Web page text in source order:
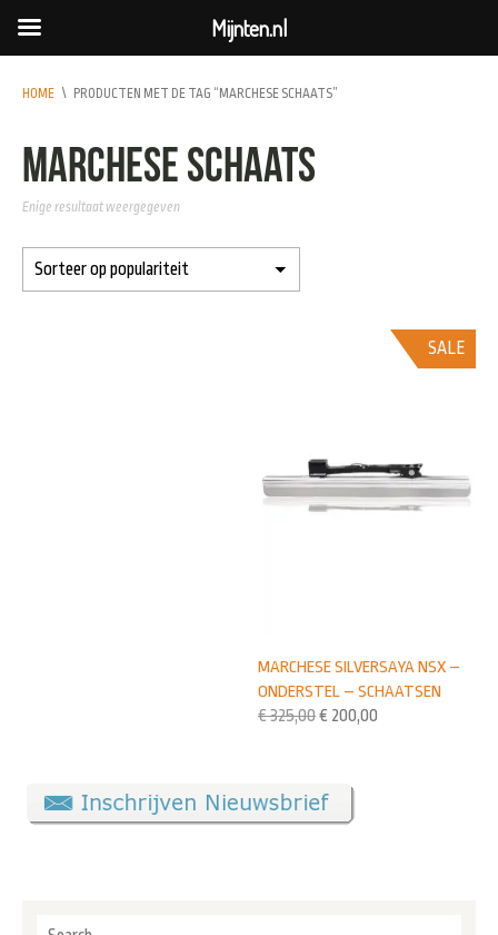
HOME \ PRODUCTEN MET DE TAG “MARCHESE SCHAATS”
Marchese Schaats
Enige resultaat weergegeven
SALE
MARCHESE SILVERSAYA NSX –
ONDERSTEL – SCHAATSEN
€325,00€ 200,00
Mijnten.nl